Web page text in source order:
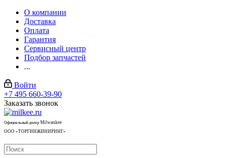
О компании
Доставка
Оплата
Гарантия
Сервисный центр
Подбор запчастей
...
Войти
+7 495 660-39-90
Заказать звонок
Официальный дилер Milwaukee
ООО «ТОРГИНЖИНИРИНГ»